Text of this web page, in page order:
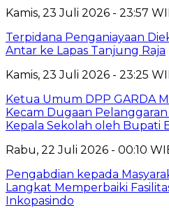
Kamis, 23 Juli 2026 - 23:57
Terpidana Penganiayaan
Antar ke Lapas Tanjung Raja
Kamis, 23 Juli 2026 - 23:25
Ketua Umum DPP GARDA
Kecam Dugaan
Kepala Sekolah oleh Bupati
Rabu, 22 Juli 2026 - 00:10
Pengabdian kepada
Langkat Memperbaiki
Inkopasindo